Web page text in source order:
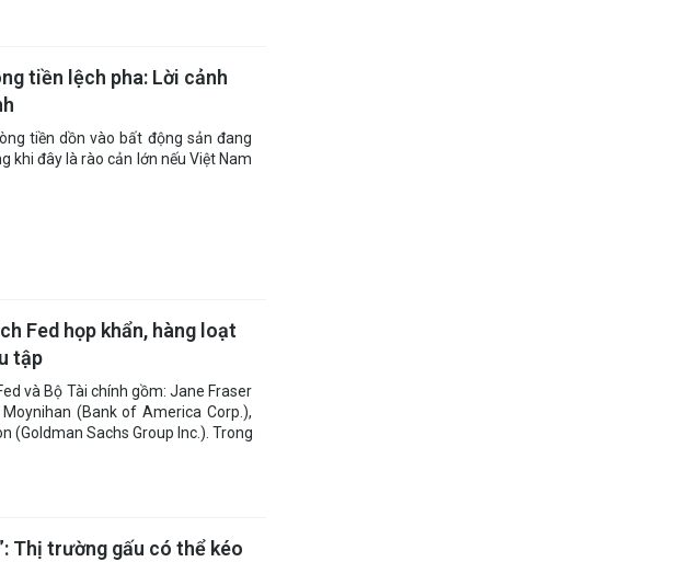
tiền lệch pha: Lời cảnh
tiền dồn vào bất động sản đang
khi đây là rào cản lớn nếu Việt Nam
Fed họp khẩn, hàng loạt
tập
và Bộ Tài chính gồm: Jane Fraser
(Bank of America Corp.),
(Goldman Sachs Group Inc.). Trong
Thị trường gấu có thể kéo